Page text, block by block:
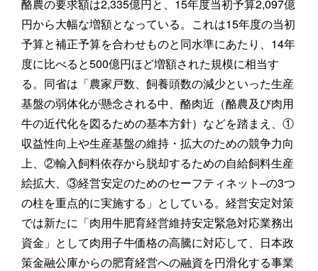
酪農の要求額は2,335億円と、15年度当初予算2,097億
円から大幅な増額となっている。これは15年度の当初
予算と補正予算を合わせものと同水準にあたり、14年
度に比べると500億円ほど増額された規模に相当す
る。同省は「農家戸数、飼養頭数の減少といった生産
基盤の弱体化が懸念される中、酪肉近（酪農及び肉用
牛の近代化を図るための基本方針）などを踏まえ、①
収益性向上や生産基盤の維持・拡大のための競争力向
上、②輸入飼料依存から脱却するための自給飼料生産
絵拡大、③経営安定のためのセーフティネット–の3つ
の柱を重点的に実施する」としている。経営安定対策
では新たに「肉用牛肥育経営維持安定緊急対応業務出
資金」として肉用子牛価格の高騰に対応して、日本政
策金融公庫からの肥育経営への融資を円滑化する事業